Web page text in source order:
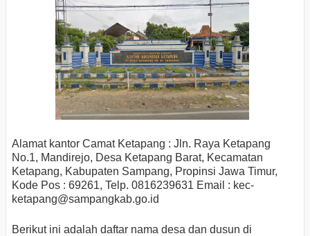
Alamat kantor Camat Ketapang : Jln. Raya Ketapang
No.1, Mandirejo, Desa Ketapang Barat, Kecamatan
Ketapang, Kabupaten Sampang, Propinsi Jawa Timur,
Kode Pos : 69261, Telp. 0816239631 Email : kec-
ketapang@sampangkab.go.id
Berikut ini adalah daftar nama desa dan dusun di